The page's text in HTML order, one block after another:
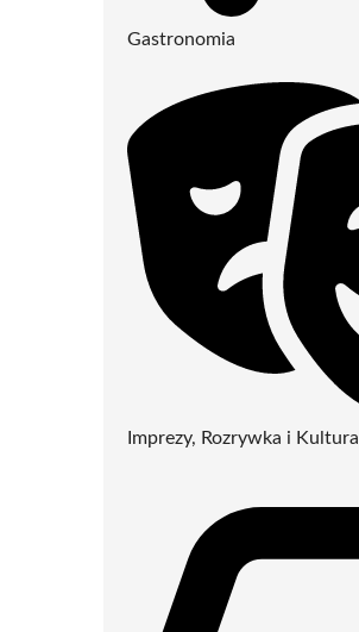
Gastronomia
Imprezy, Rozrywka i Kultura